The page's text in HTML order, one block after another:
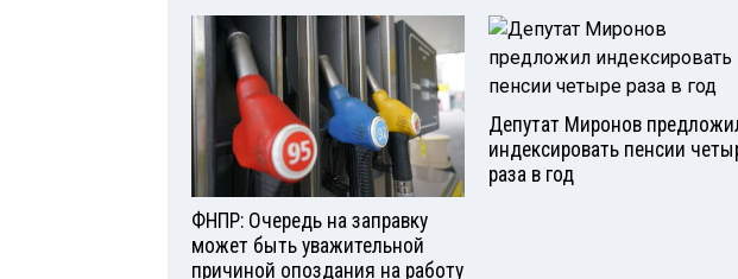
ФНПР: Очередь на заправку
может быть уважительной
причиной опоздания на работу
Депутат Миронов
индексировать пенсии
раза в год